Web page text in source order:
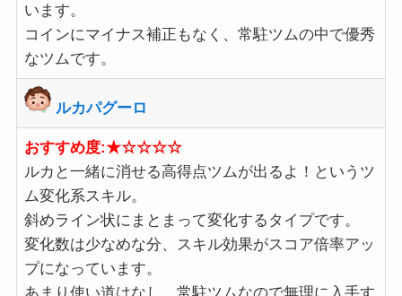
います。
コインにマイナス補正もなく、常駐ツムの中で優秀
なツムです。
ルカパグーロ
おすすめ度:★☆☆☆☆
ルカと一緒に消せる高得点ツムが出るよ！というツ
ム変化系スキル。
斜めライン状にまとまって変化するタイプです。
変化数は少なめな分、スキル効果がスコア倍率アッ
プになっています。